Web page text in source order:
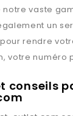
notre vaste
un
rendre
votre numéro
conseils